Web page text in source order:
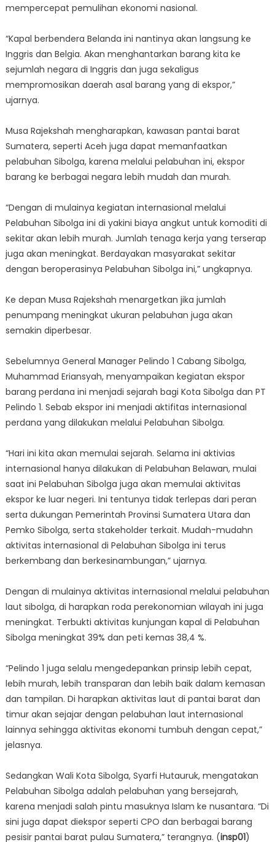
mempercepat pemulihan ekonomi nasional.
“Kapal berbendera Belanda ini nantinya akan langsung ke
Inggris dan Belgia. Akan menghantarkan barang kita ke
sejumlah negara di Inggris dan juga sekaligus
mempromosikan daerah asal barang yang di ekspor,”
ujarnya.
Musa Rajekshah mengharapkan, kawasan pantai barat
Sumatera, seperti Aceh juga dapat memanfaatkan
pelabuhan Sibolga, karena melalui pelabuhan ini, ekspor
barang ke berbagai negara lebih mudah dan murah.
“Dengan di mulainya kegiatan internasional melalui
Pelabuhan Sibolga ini di yakini biaya angkut untuk komoditi di
sekitar akan lebih murah. Jumlah tenaga kerja yang terserap
juga akan meningkat. Berdayakan masyarakat sekitar
dengan beroperasinya Pelabuhan Sibolga ini,” ungkapnya.
Ke depan Musa Rajekshah menargetkan jika jumlah
penumpang meningkat ukuran pelabuhan juga akan
semakin diperbesar.
Sebelumnya General Manager Pelindo 1 Cabang Sibolga,
Muhammad Eriansyah, menyampaikan kegiatan ekspor
barang perdana ini menjadi sejarah bagi Kota Sibolga dan PT
Pelindo 1. Sebab ekspor ini menjadi aktifitas internasional
perdana yang dilakukan melalui Pelabuhan Sibolga.
“Hari ini kita akan memulai sejarah. Selama ini aktivias
internasional hanya dilakukan di Pelabuhan Belawan, mulai
saat ini Pelabuhan Sibolga juga akan memulai aktivitas
ekspor ke luar negeri. Ini tentunya tidak terlepas dari peran
serta dukungan Pemerintah Provinsi Sumatera Utara dan
Pemko Sibolga, serta stakeholder terkait. Mudah-mudahn
aktivitas internasional di Pelabuhan Sibolga ini terus
berkembang dan berkesinambungan,” ujarnya.
Dengan di mulainya aktivitas internasional melalui pelabuhan
laut sibolga, di harapkan roda perekonomian wilayah ini juga
meningkat. Terbukti aktivitas kunjungan kapal di Pelabuhan
Sibolga meningkat 39% dan peti kemas 38,4 %.
“Pelindo 1 juga selalu mengedepankan prinsip lebih cepat,
lebih murah, lebih transparan dan lebih baik dalam kemasan
dan tampilan. Di harapkan aktivitas laut di pantai barat dan
timur akan sejajar dengan pelabuhan laut internasional
lainnya sehingga aktivitas ekonomi tumbuh dengan cepat,”
jelasnya.
Sedangkan Wali Kota Sibolga, Syarfi Hutauruk, mengatakan
Pelabuhan Sibolga adalah pelabuhan yang bersejarah,
karena menjadi salah pintu masuknya Islam ke nusantara. “Di
sini juga dapat diekspor seperti CPO dan berbagai barang
pesisir pantai barat pulau Sumatera,” terangnya. (insp01)